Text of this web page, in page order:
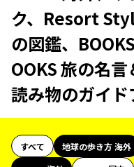
ク、Resort
の図鑑、
OOKS 旅の名
読み物のガイ
すべて 地球の歩き方 海外